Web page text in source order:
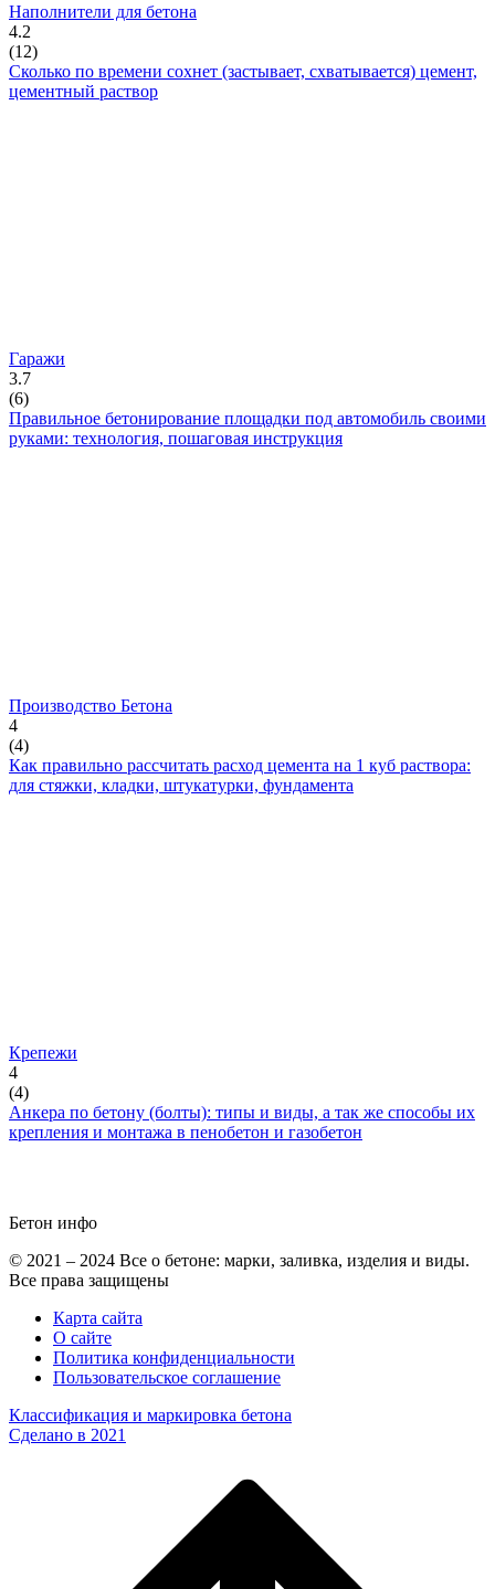
Наполнители для бетона
4.2
(12)
Сколько по времени сохнет (застывает, схватывается) цемент,
цементный раствор
Гаражи
3.7
(6)
Правильное бетонирование площадки под автомобиль своими
руками: технология, пошаговая инструкция
Производство Бетона
4
(4)
Как правильно рассчитать расход цемента на 1 куб раствора:
для стяжки, кладки, штукатурки, фундамента
Крепежи
4
(4)
Анкера по бетону (болты): типы и виды, а так же способы их
крепления и монтажа в пенобетон и газобетон
Бетон инфо
© 2021 – 2024 Все о бетоне: марки, заливка, изделия и виды.
Все права защищены
Карта сайта
О сайте
Политика конфиденциальности
Пользовательское соглашение
Классификация и маркировка бетона
Сделано в 2021